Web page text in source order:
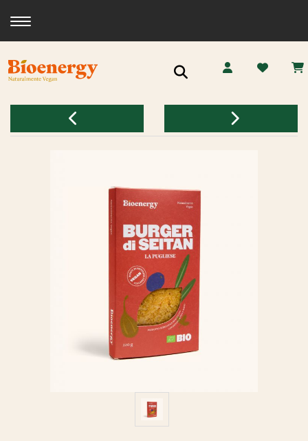
Toggle navigation
Ricerca